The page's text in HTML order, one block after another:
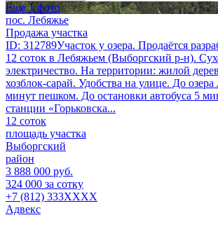
Еще 1 фото
пос. Лебяжье
Продажа участка
ID: 312789Участок у озера. Продаётся
12 соток в Лебяжьем (Выборгский р-н).
электричество. На территории: жилой
хозблок-сарай. Удобства на улице. До
минут пешком. До остановки автобуса 5
станции «Горьковска...
12 соток
площадь участка
Выборгский
район
3 888 000 руб.
324 000 за сотку
+7 (812) 333XXXX
Адвекс